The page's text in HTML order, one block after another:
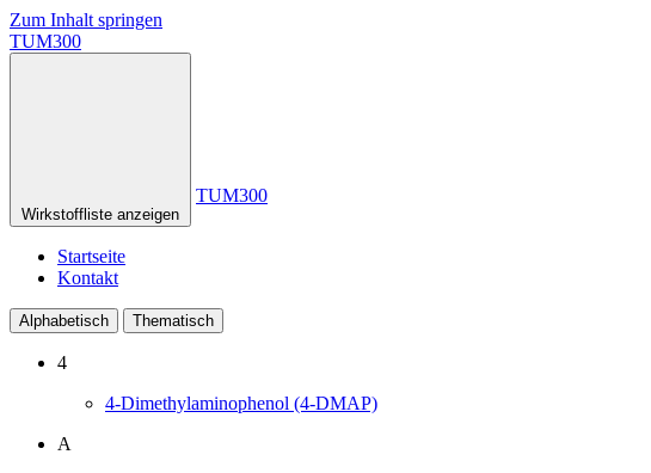
Zum Inhalt springen
TUM300
Wirkstoffliste anzeigen
TUM300
Startseite
Kontakt
Alphabetisch Thematisch
4
4-Dimethylaminophenol (4-DMAP)
A